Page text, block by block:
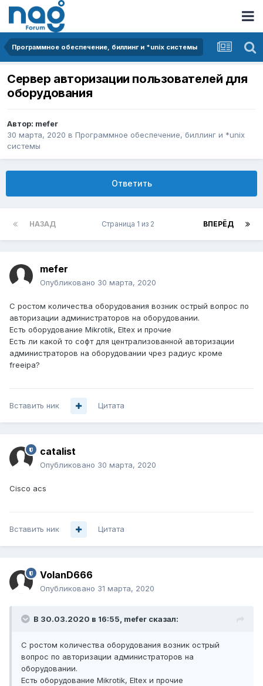
Программное обеспечение, биллинг и *unix системы
Сервер авторизации пользователей для
оборудования
Автор: mefer
30 марта, 2020 в Программное обеспечение, биллинг и *unix
системы
Ответить
НАЗАД ВПЕРЁД
Страница 1 из 2
mefer
Опубликовано 30 марта, 2020
С ростом количества оборудования возник острый вопрос по
авторизации администраторов на оборудовании.
Есть оборудование Mikrotik, Eltex и прочие
Есть ли какой то софт для централизованной авторизации
администраторов на оборудовании чрез радиус кроме
freeipa?
Вставить ник Цитата
catalist
Опубликовано 30 марта, 2020
Cisco acs
Вставить ник Цитата
VolanD666
Опубликовано 31 марта, 2020
В 30.03.2020 в 16:55, mefer сказал:
С ростом количества оборудования возник острый
вопрос по авторизации администраторов на
оборудовании.
Есть оборудование Mikrotik, Eltex и прочие